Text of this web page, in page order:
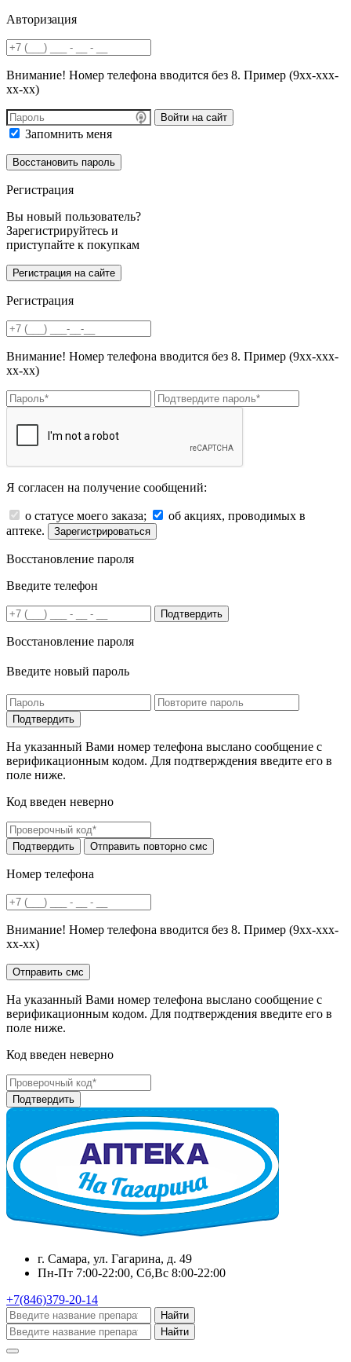
Авторизация
Внимание! Номер телефона вводится без 8. Пример (9хх-ххх-
хх-хх)
Войти на сайт
Запомнить меня
Регистрация
Вы новый пользователь?
Зарегистрируйтесь и
приступайте к покупкам
Регистрация
Внимание! Номер телефона вводится без 8. Пример (9хх-ххх-
хх-хх)
Я согласен на получение сообщений:
о статусе моего заказа;
об акциях, проводимых в
аптеке.
Зарегистрироваться
Восстановление пароля
Введите телефон
Подтвердить
Восстановление пароля
Введите новый пароль
На указанный Вами номер телефона выслано сообщение с
верификационным кодом. Для подтверждения введите его в
поле ниже.
Код введен неверно
Номер телефона
Внимание! Номер телефона вводится без 8. Пример (9хх-ххх-
хх-хх)
На указанный Вами номер телефона выслано сообщение с
верификационным кодом. Для подтверждения введите его в
поле ниже.
Код введен неверно
г. Самара, ул. Гагарина, д. 49
Пн-Пт 7:00-22:00, Сб,Вс 8:00-22:00
+7(846)379-20-14
Найти
Найти